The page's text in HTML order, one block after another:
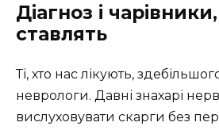
Діагноз і
ставлять
Ті, хто нас лікують,
неврологи. Давні знахарі
вислуховувати скарги без